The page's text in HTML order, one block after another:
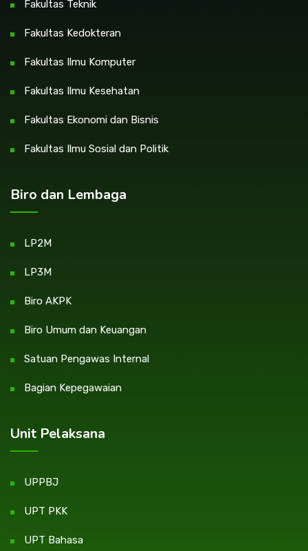
Fakultas Teknik
Fakultas Kedokteran
Fakultas Ilmu Komputer
Fakultas Ilmu Kesehatan
Fakultas Ekonomi dan Bisnis
Fakultas Ilmu Sosial dan Politik
Biro dan Lembaga
LP2M
LP3M
Biro AKPK
Biro Umum dan Keuangan
Satuan Pengawas Internal
Bagian Kepegawaian
Unit Pelaksana
UPPBJ
UPT PKK
UPT Bahasa